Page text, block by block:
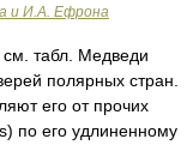
и И.А. Ефрона
табл. Медведи
полярных стран.
его от прочих
по его удлиненному